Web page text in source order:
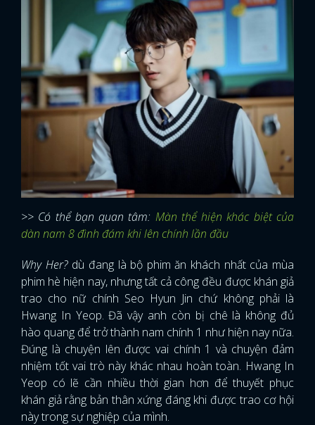
>> Có thể bạn quan tâm: Màn thể hiện khác biệt của
dàn nam 8 đình đám khi lên chính lần đầu
Why Her?dù đang là bộ phim ăn khách nhất của mùa
phim hè hiện nay, nhưng tất cả công đều được khán giả
trao cho nữ chính Seo Hyun Jin chứ không phải là
Hwang In Yeop. Đã vậy anh còn bị chê là không đủ
hào quang để trở thành nam chính 1 như hiện nay nữa.
Đúng là chuyện lên được vai chính 1 và chuyện đảm
nhiệm tốt vai trò này khác nhau hoàn toàn. Hwang In
Yeop có lẽ cần nhiều thời gian hơn để thuyết phục
khán giả rằng bản thân xứng đáng khi được trao cơ hội
này trong sự nghiệp của mình.